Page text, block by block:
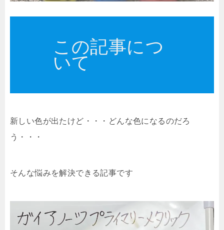
この記事につ
いて
新しい色が出たけど・・・どんな色になるのだろ
う・・・
そんな悩みを解決できる記事です